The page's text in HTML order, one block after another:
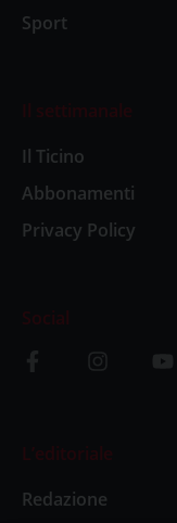
Sport
Il settimanale
Il Ticino
Abbonamenti
Privacy Policy
Social
L’editoriale
Redazione